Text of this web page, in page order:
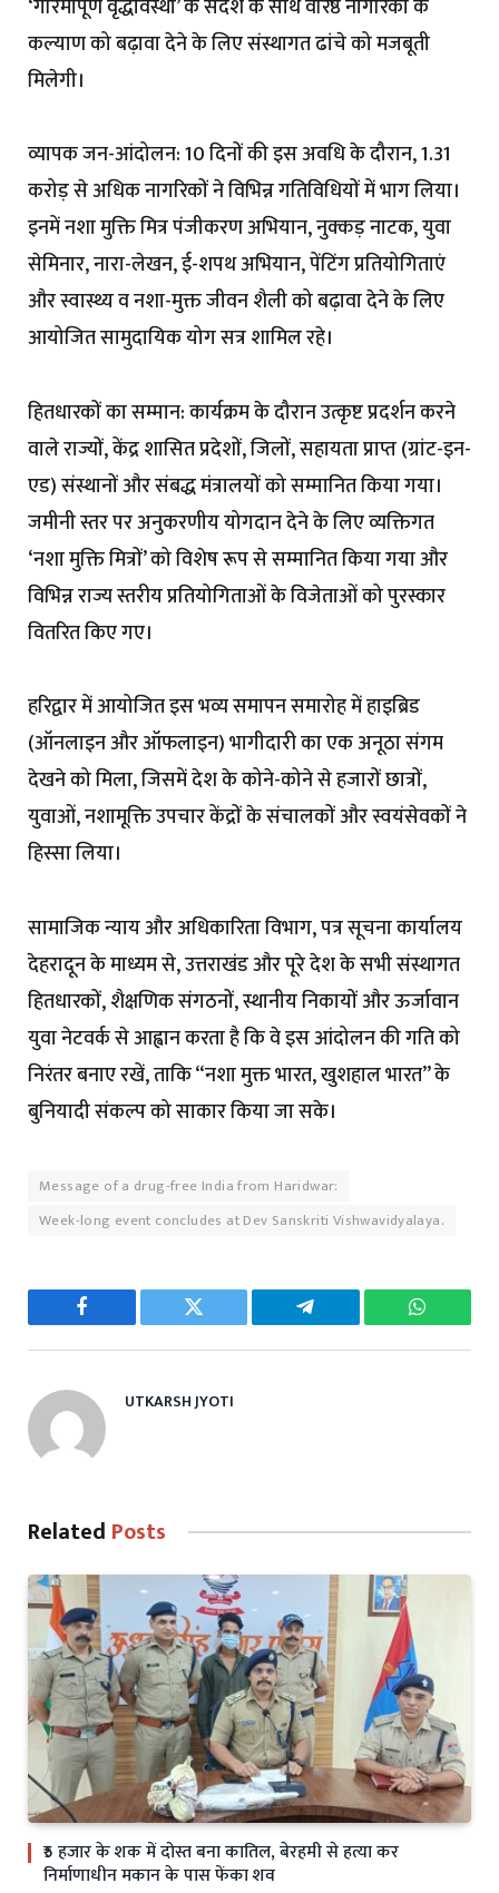
‘गरिमापूर्ण वृद्धावस्था’ के संदेश के साथ वरिष्ठ नागरिकों के
कल्याण को बढ़ावा देने के लिए संस्थागत ढांचे को मजबूती
मिलेगी।
व्यापक जन-आंदोलन: 10 दिनों की इस अवधि के दौरान, 1.31
करोड़ से अधिक नागरिकों ने विभिन्न गतिविधियों में भाग लिया।
इनमें नशा मुक्ति मित्र पंजीकरण अभियान, नुक्कड़ नाटक, युवा
सेमिनार, नारा-लेखन, ई-शपथ अभियान, पेंटिंग प्रतियोगिताएं
और स्वास्थ्य व नशा-मुक्त जीवन शैली को बढ़ावा देने के लिए
आयोजित सामुदायिक योग सत्र शामिल रहे।
हितधारकों का सम्मान: कार्यक्रम के दौरान उत्कृष्ट प्रदर्शन करने
वाले राज्यों, केंद्र शासित प्रदेशों, जिलों, सहायता प्राप्त (ग्रांट-इन-
एड) संस्थानों और संबद्ध मंत्रालयों को सम्मानित किया गया।
जमीनी स्तर पर अनुकरणीय योगदान देने के लिए व्यक्तिगत
‘नशा मुक्ति मित्रों’ को विशेष रूप से सम्मानित किया गया और
विभिन्न राज्य स्तरीय प्रतियोगिताओं के विजेताओं को पुरस्कार
वितरित किए गए।
हरिद्वार में आयोजित इस भव्य समापन समारोह में हाइब्रिड
(ऑनलाइन और ऑफलाइन) भागीदारी का एक अनूठा संगम
देखने को मिला, जिसमें देश के कोने-कोने से हजारों छात्रों,
युवाओं, नशामूक्ति उपचार केंद्रों के संचालकों और स्वयंसेवकों ने
हिस्सा लिया।
सामाजिक न्याय और अधिकारिता विभाग, पत्र सूचना कार्यालय
देहरादून के माध्यम से, उत्तराखंड और पूरे देश के सभी संस्थागत
हितधारकों, शैक्षणिक संगठनों, स्थानीय निकायों और ऊर्जावान
युवा नेटवर्क से आह्वान करता है कि वे इस आंदोलन की गति को
निरंतर बनाए रखें, ताकि “नशा मुक्त भारत, खुशहाल भारत” के
बुनियादी संकल्प को साकार किया जा सके।
Message of a drug-free India from Haridwar:
Week-long event concludes at Dev Sanskriti Vishwavidyalaya.
Facebook Twitter Telegram
UTKARSH JYOTI
Related Posts
₹5 हजार के शक में दोस्त बना कातिल, बेरहमी से हत्या कर
निर्माणाधीन मकान के पास फेंका शव